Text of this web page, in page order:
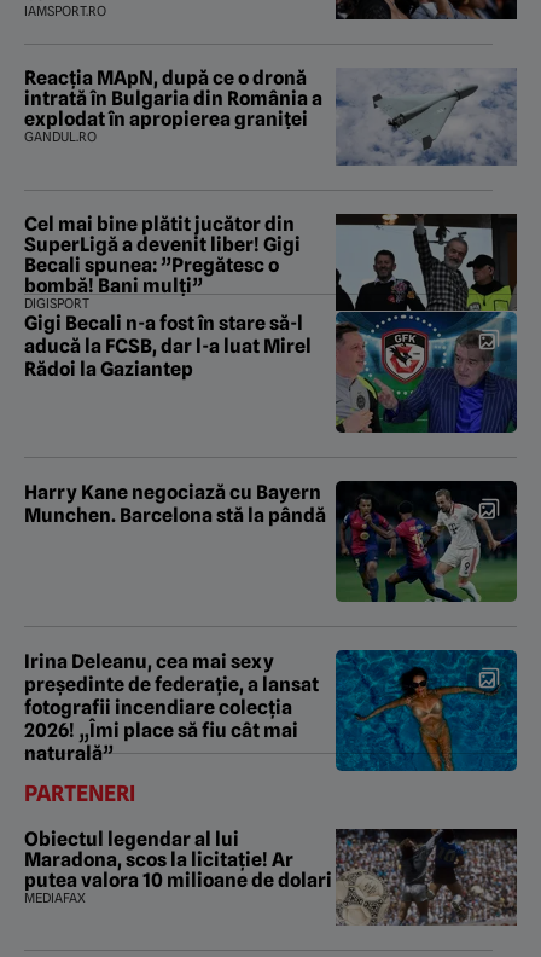
IAMSPORT.RO
Reacția MApN, după ce o dronă
intrată în Bulgaria din România a
explodat în apropierea graniței
GANDUL.RO
Cel mai bine plătit jucător din
SuperLigă a devenit liber! Gigi
Becali spunea: ”Pregătesc o
bombă! Bani mulți”
DIGISPORT
Gigi Becali n-a fost în stare să-l
aducă la FCSB, dar l-a luat Mirel
Rădoi la Gaziantep
Harry Kane negociază cu Bayern
Munchen. Barcelona stă la pândă
Irina Deleanu, cea mai sexy
președinte de federație, a lansat
fotografii incendiare colecția
2026! „Îmi place să fiu cât mai
naturală”
PARTENERI
Obiectul legendar al lui
Maradona, scos la licitație! Ar
putea valora 10 milioane de dolari
MEDIAFAX